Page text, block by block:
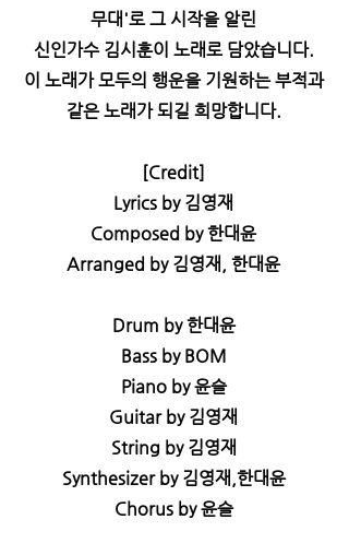
무대'로 그 시작을 알린
신인가수 김시훈이 노래로 담았습니다.
이 노래가 모두의 행운을 기원하는 부적과
같은 노래가 되길 희망합니다.
[Credit]
Lyrics by 김영재
Composed by 한대윤
Arranged by 김영재, 한대윤
Drum by 한대윤
Bass by BOM
Piano by 윤슬
Guitar by 김영재
String by 김영재
Synthesizer by 김영재,한대윤
Chorus by 윤슬